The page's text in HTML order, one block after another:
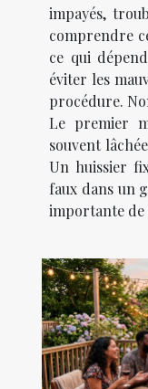
impayés,
comprendre
ce qui
éviter les
procédure.
Le premier
souvent
Un huissier
faux dans un
importante de